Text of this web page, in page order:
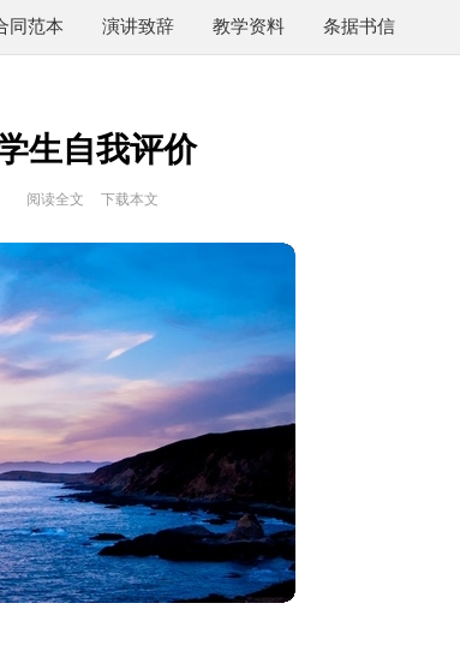
同范本 演讲致辞 教学资料 条据书信
生自我评价
阅读全文 下载本文